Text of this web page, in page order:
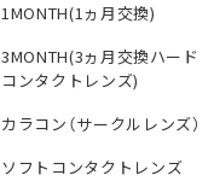
1MONTH(1ヵ月交換)
3MONTH(3ヵ月交換ハード
コンタクトレンズ)
カラコン（サークルレンズ）
ソフトコンタクトレンズ